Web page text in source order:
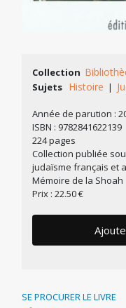
Collection
Sujets Histoire |
Année de parution :
ISBN : 9782841622139
224 pages
Collection publiée
judaïsme français et
Mémoire de la Shoah
Prix : 22.50 €
SE PROCURER LE LIVRE